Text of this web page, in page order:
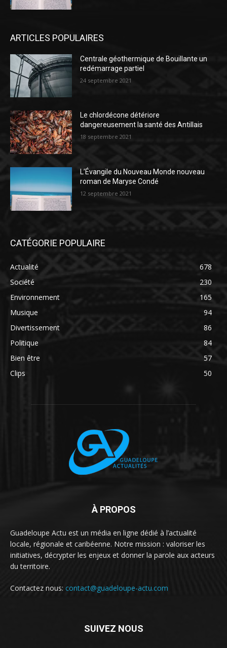
ARTICLES POPULAIRES
Centrale géothermique de Bouillante un
redémarrage partiel
24 septembre 2021
Le chlordécone détériore
dangereusement la santé des Antillais
18 septembre 2021
L’Évangile du Nouveau Monde nouveau
roman de Maryse Condé
12 septembre 2021
CATÉGORIE POPULAIRE
Actualité
678
Société
230
Environnement
165
Musique
94
Divertissement
86
Politique
84
Bien être
57
Clips
50
À PROPOS
Guadeloupe Actu est un média en ligne dédié à l’actualité
locale, régionale et caribéenne. Notre mission : valoriser les
initiatives, décrypter les enjeux et donner la parole aux acteurs
du territoire.
Contactez nous: contact@guadeloupe-actu.com
SUIVEZ NOUS